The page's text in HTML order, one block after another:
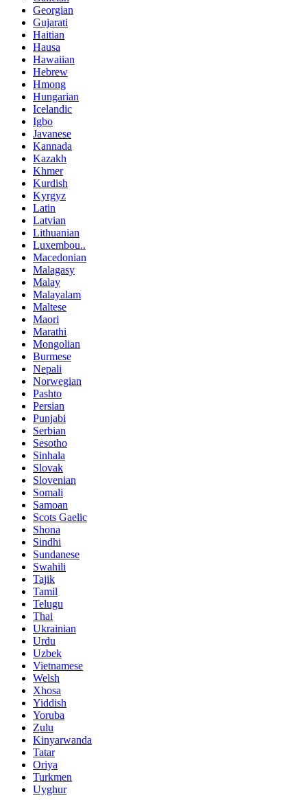
Georgian
Gujarati
Haitian
Hausa
Hawaiian
Hebrew
Hmong
Hungarian
Icelandic
Igbo
Javanese
Kannada
Kazakh
Khmer
Kurdish
Kyrgyz
Latin
Latvian
Lithuanian
Luxembou..
Macedonian
Malagasy
Malay
Malayalam
Maltese
Maori
Marathi
Mongolian
Burmese
Nepali
Norwegian
Pashto
Persian
Punjabi
Serbian
Sesotho
Sinhala
Slovak
Slovenian
Somali
Samoan
Scots Gaelic
Shona
Sindhi
Sundanese
Swahili
Tajik
Tamil
Telugu
Thai
Ukrainian
Urdu
Uzbek
Vietnamese
Welsh
Xhosa
Yiddish
Yoruba
Zulu
Kinyarwanda
Tatar
Oriya
Turkmen
Uyghur